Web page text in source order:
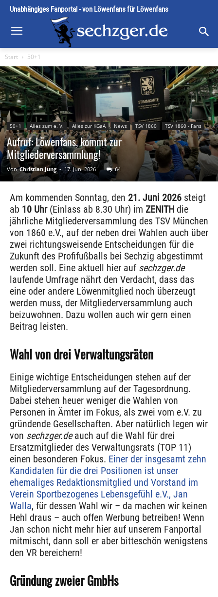
Unabhängiges Fanportal - von Löwenfans für Löwenfans
Start 50+1
50+1 Alles zum e. V. Alles zur KGaA News TSV 1860 TSV 1860 - Fans
Aufruf: Löwenfans, kommt zur
Mitgliederversammlung!
Von Christian Jung - 17. Juni 2026 64
Am kommenden Sonntag, den 21. Juni 2026 steigt
ab 10 Uhr(Einlass ab 8.30 Uhr) im ZENITH die
jährliche Mitgliederversammlung des TSV München
von 1860 e.V., auf der neben drei Wahlen auch über
zwei richtungsweisende Entscheidungen für die
Zukunft des Profifußballs bei Sechzig abgestimmt
werden soll. Eine aktuell hier auf sechzger.de
laufende Umfrage nährt den Verdacht, dass das
eine oder andere Löwenmitglied noch überzeugt
werden muss, der Mitgliederversammlung auch
beizuwohnen. Dazu wollen auch wir gern einen
Beitrag leisten.
Wahl von drei Verwaltungsräten
Einige wichtige Entscheidungen stehen auf der
Mitgliederversammlung auf der Tagesordnung.
Dabei stehen heuer weniger die Wahlen von
Personen in Ämter im Fokus, als zwei vom e.V. zu
gründende Gesellschaften. Aber natürlich legen wir
von sechzger.deauch auf die Wahl für drei
Ersatzmitglieder des Verwaltungsrats (TOP 11)
einen besonderen Fokus. Einer der insgesamt zehn
Kandidaten für die drei Positionen ist unser
ehemaliges Redaktionsmitglied und Vorstand im
Verein Sportbezogenes Lebensgefühl e.V., Jan
Walla, für dessen Wahl wir – da machen wir keinen
Hehl draus – auch offen Werbung betreiben! Wenn
Jan schon nicht mehr hier auf unserem Fanportal
mitmischt, dann soll er aber bitteschön wenigstens
den VR bereichern!
Gründung zweier GmbHs